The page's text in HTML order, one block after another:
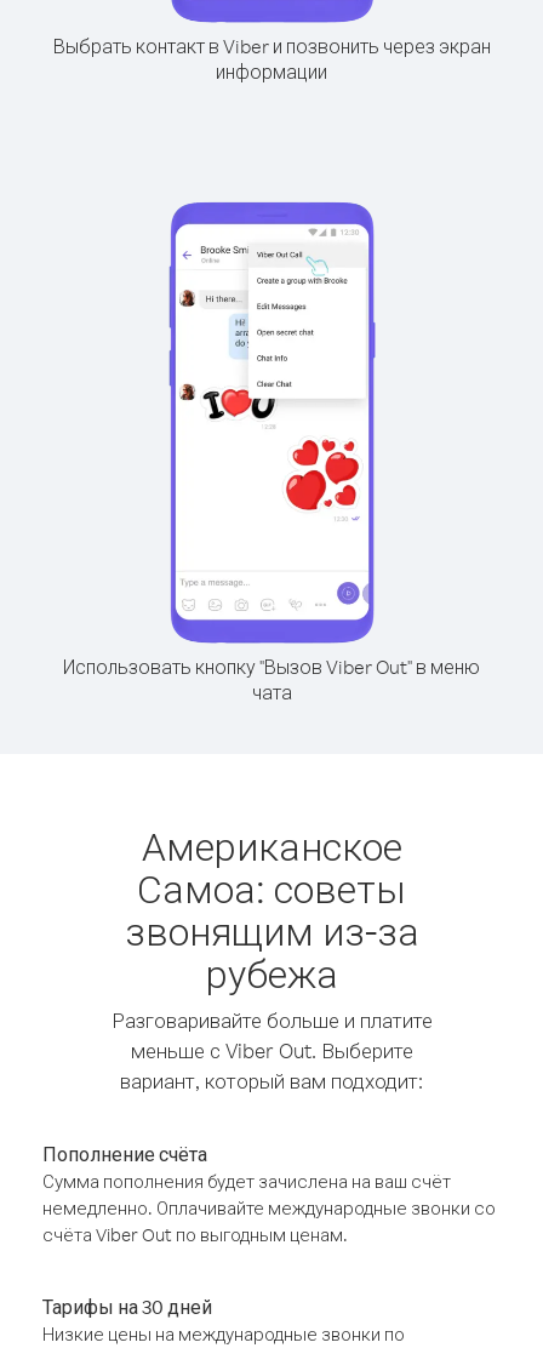
Выбрать контакт в Viber и позвонить через экран
информации
Использовать кнопку "Вызов Viber Out" в меню
чата
Американское
Самоа: советы
звонящим из-за
рубежа
Разговаривайте больше и платите
меньше с Viber Out. Выберите
вариант, который вам подходит:
Пополнение счёта
Сумма пополнения будет зачислена на ваш счёт
немедленно. Оплачивайте международные звонки со
счёта Viber Out по выгодным ценам.
Тарифы на 30 дней
Низкие цены на международные звонки по